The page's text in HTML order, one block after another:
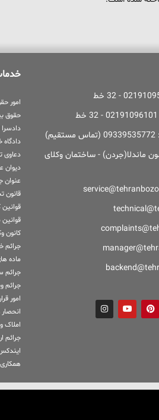
ماندلا(جردن) - ساختمان وکلای
امور
حقوق
دادسرا
دادگاه
دعاوی
دیوان
عنوان
قانون
قوانین
کانون
جرائم
ماده
جرائم
جرائم
امور
املاک
جرائم
همکاری